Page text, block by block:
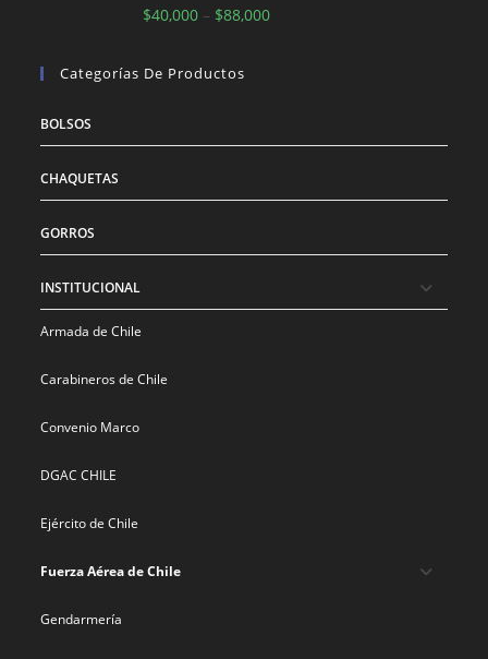
$40,000 – $88,000
Categorías De Productos
BOLSOS
CHAQUETAS
GORROS
INSTITUCIONAL
Armada de Chile
Carabineros de Chile
Convenio Marco
DGAC CHILE
Ejército de Chile
Fuerza Aérea de Chile
Gendarmería